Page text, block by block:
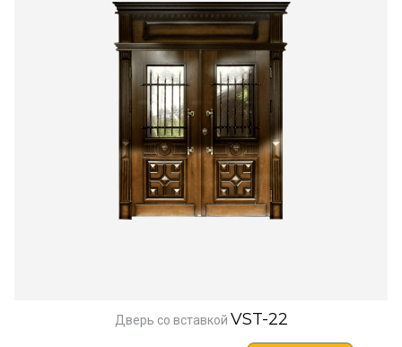
Дверь со вставкой VST-22